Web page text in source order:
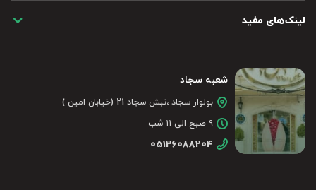
لینک‌های مفید
شعبه سجاد
بولوار سجاد ،نبش سجاد 21 (خیابان امین )
۹ صبح الی ۱۱ شب
05136088204